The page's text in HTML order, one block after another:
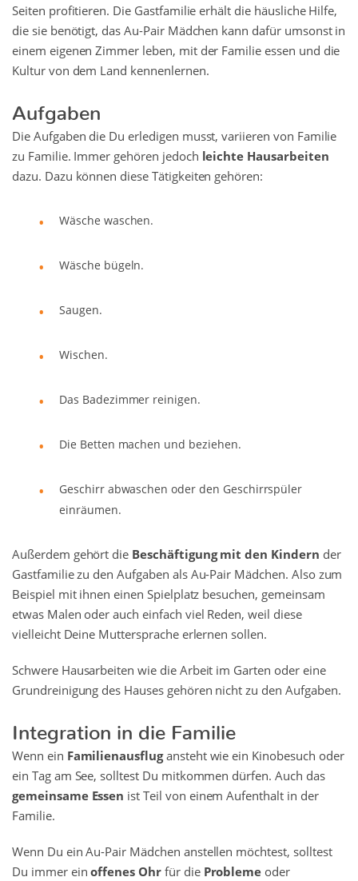
Seiten profitieren. Die Gastfamilie erhält die häusliche Hilfe,
die sie benötigt, das Au-Pair Mädchen kann dafür umsonst in
einem eigenen Zimmer leben, mit der Familie essen und die
Kultur von dem Land kennenlernen.
Aufgaben
Die Aufgaben die Du erledigen musst, variieren von Familie
zu Familie. Immer gehören jedoch leichte Hausarbeiten
dazu. Dazu können diese Tätigkeiten gehören:
Wäsche waschen.
Wäsche bügeln.
Saugen.
Wischen.
Das Badezimmer reinigen.
Die Betten machen und beziehen.
Geschirr abwaschen oder den Geschirrspüler
einräumen.
Außerdem gehört die Beschäftigung mit den Kindern der
Gastfamilie zu den Aufgaben als Au-Pair Mädchen. Also zum
Beispiel mit ihnen einen Spielplatz besuchen, gemeinsam
etwas Malen oder auch einfach viel Reden, weil diese
vielleicht Deine Muttersprache erlernen sollen.
Schwere Hausarbeiten wie die Arbeit im Garten oder eine
Grundreinigung des Hauses gehören nicht zu den Aufgaben.
Integration in die Familie
Wenn ein Familienausflugansteht wie ein Kinobesuch oder
ein Tag am See, solltest Du mitkommen dürfen. Auch das
gemeinsame Essen ist Teil von einem Aufenthalt in der
Familie.
Wenn Du ein Au-Pair Mädchen anstellen möchtest, solltest
Du immer einoffenes Ohrfür die Probleme oder